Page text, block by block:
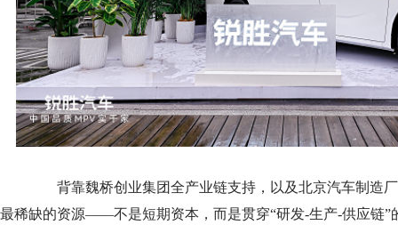
背靠魏桥创业集团全产业链支持，以及北京汽车制造厂
最稀缺的资源——不是短期资本，而是贯穿“研发-生产-供应链”